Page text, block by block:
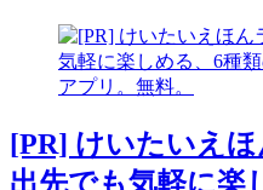
[PR] けいたいえ
出先でも気軽に楽